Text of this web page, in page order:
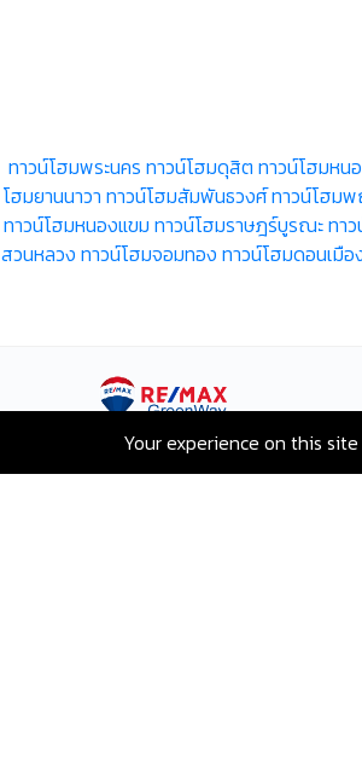
ทาวน์โฮมพระนคร ทาวน์โฮมดุสิต ทาวน์โฮมหน
โฮมยานนาวา ทาวน์โฮมสัมพันธวงศ์ทาวน์โฮม
ทาวน์โฮมหนองแขม ทาวน์โฮมราษฎร์บูรณะทา
สวนหลวง ทาวน์โฮมจอมทอง ทาวน์โฮมดอนเมือ
เลขที่ 80 ซอยสุขุมวิท 117 ถนน
Your experience on this